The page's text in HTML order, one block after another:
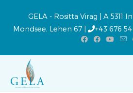
GELA - Rositta Virag | A 5311
Mondsee, Lehen 67 |
+43 676